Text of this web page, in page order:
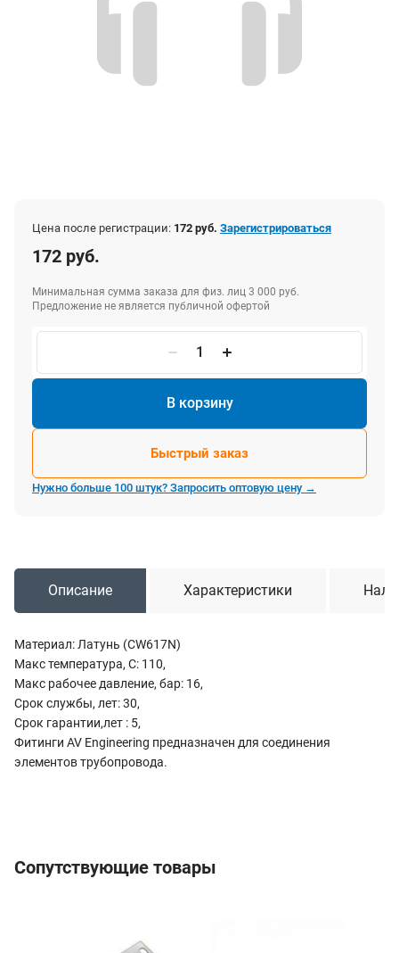
Цена после регистрации: 172 руб. Зарегистрироваться
172 руб.
Минимальная сумма заказа для физ. лиц 3 000 руб.
Предложение не является публичной офертой
В корзину
Быстрый заказ
Нужно больше 100 штук? Запросить оптовую цену →
Описание Характеристики
Материал: Латунь (CW617N)
Макс температура, С: 110,
Макс рабочее давление, бар: 16,
Срок службы, лет: 30,
Срок гарантии,лет : 5,
Фитинги AV Engineering предназначен для соединения
элементов трубопровода.
Сопутствующие товары